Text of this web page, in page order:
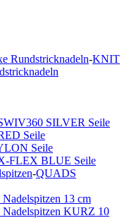
Rundstricknadeln-KNIT
SILVER Seile
Seile
Seile
FLEX BLUE Seile
-QUADS
13 cm
KURZ 10